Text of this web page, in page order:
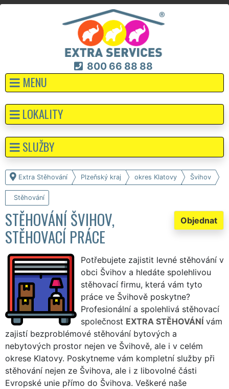
800 66 88 88
MENU
Extra Stěhování Plzeňský kraj okres Klatovy Švihov
Stěhování
Objednat
STĚHOVÁNÍ ŠVIHOV,
STĚHOVACÍ PRÁCE
Potřebujete zajistit levné stěhování v
obci Švihov a hledáte spolehlivou
stěhovací firmu, která vám tyto
práce ve Švihově poskytne?
Profesionální a spolehlivá stěhovací
společnost EXTRA STĚHOVÁNÍ vám
zajistí bezproblémové stěhování bytových a
nebytových prostor nejen ve Švihově, ale i v celém
okrese Klatovy. Poskytneme vám kompletní služby při
stěhování nejen ze Švihova, ale i z libovolné části
Evropské unie přímo do Švihova. Veškeré naše
LOKALITY
SLUŽBY